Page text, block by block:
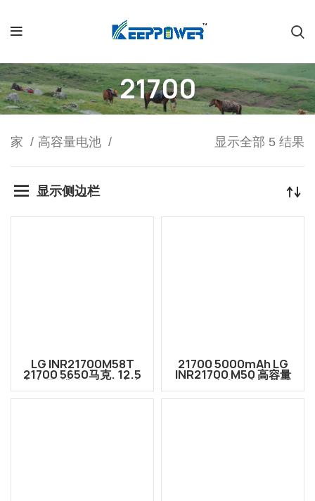
21700
家 高容量电池 显示全部 5 结果
显示侧边栏
LG INR21700M58T
21700 5650马克. 12.5
高容量/排放3.6V可充电
锂离子电池
21700 5000mAh LG
INR21700 M50 高容量
3.6V 可充电锂离子电池